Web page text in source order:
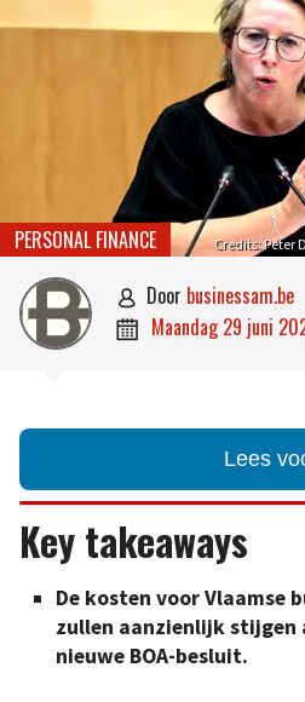
Credits: Peter
PERSONAL FINANCE
 door businessam.be
 maandag 29 juni
Lees
Key takeaways
De kosten voor Vlaamse
zullen aanzienlijk stijgen
nieuwe BOA-besluit.